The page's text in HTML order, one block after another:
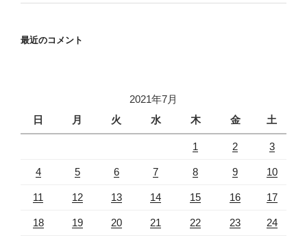
最近のコメント
2021年7月
日
月 火 水 木 金 土
1 2 3
4 5 6 7 8 9 10
11 12 13 14 15 16 17
18 19 20 21 22 23 24